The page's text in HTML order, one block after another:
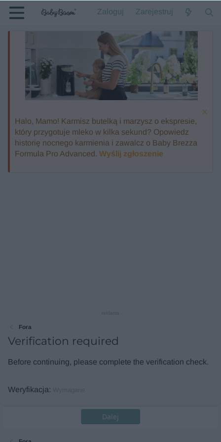
Zaloguj Zarejestruj
Halo, Mamo! Karmisz butelką i marzysz o ekspresie,
który przygotuje mleko w kilka sekund? Opowiedz
historię nocnego karmienia i zawalcz o Baby Brezza
Formula Pro Advanced. Wyślij zgłoszenie
Fora
Verification required
Before continuing, please complete the verification check.
Weryfikacja Wymagane
Dalej